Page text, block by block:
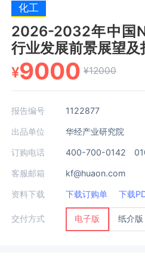
化工
2026-2032年中国
行业发展前景展望
¥9000 ¥12000
报告编号 1122877
出品单位 华经产业研究院
订购电话 400-700-0142
客服邮箱 kf@huaon.com
资料下载 下载订购单 下载
交付方式 电子版 纸介版